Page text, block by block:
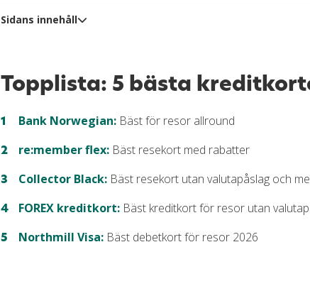
Sidans innehåll
Metodik
Så kan kreditkort hjälpa dig på resan
Fördelar du får under hela din resa
Avgifter du undviker med rätt kreditkort utomlands
Bankkort utomlands
Topplista: 5 bästa
Bank Norwegian: Bäst för resor allround
re:member flex: Bäst resekort med rabatter
Collector Black: Bäst resekort utan valutapåslag och
FOREX kreditkort: Bäst kreditkort för resor utan
Northmill Visa: Bäst debetkort för resor 2026